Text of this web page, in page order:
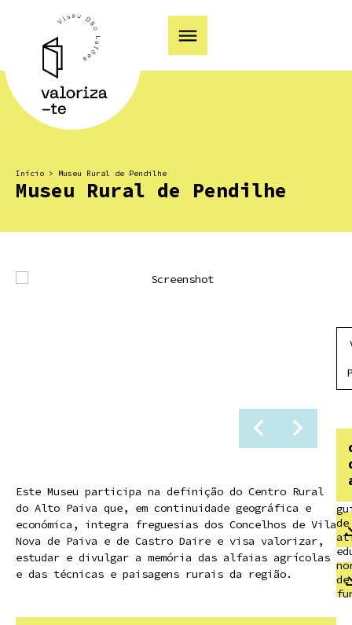
Início > Museu Rural de Pendilhe
Museu Rural de Pendilhe
Este Museu participa na definição do Centro Rural
do Alto Paiva que, em continuidade geográfica e
económica, integra freguesias dos Concelhos de Vila
Nova de Paiva e de Castro Daire e visa valorizar,
estudar e divulgar a memória das alfaias agrícolas
e das técnicas e paisagens rurais da região.
de
de